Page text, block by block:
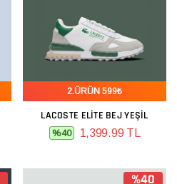
2.ÜRÜN 599₺
LACOSTE ELITE BEJ YEŞIL
%40 1,399.99 TL
%40